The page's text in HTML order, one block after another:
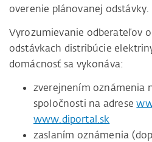
overenie plánovanej odstávky.
Vyrozumievanie odberateľov
odstávkach distribúcie
domácnosť sa vykonáva:
zverejnením oznámenia
spoločnosti na adrese
www.diportal.sk
zaslaním oznámenia